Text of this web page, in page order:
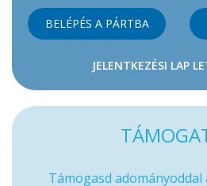
BELÉPÉS A PÁRTBA
JELENTKEZÉSI LAP
Támogasd